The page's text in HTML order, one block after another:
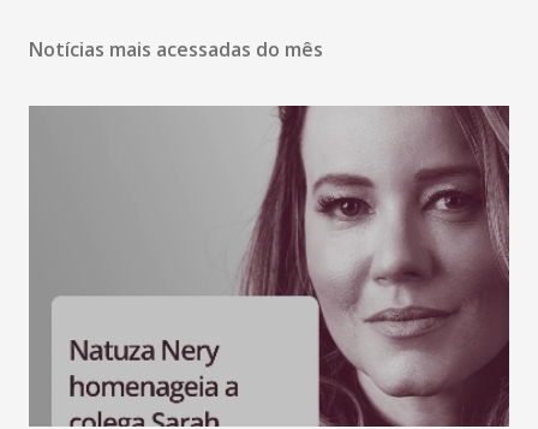
Notícias mais acessadas do mês